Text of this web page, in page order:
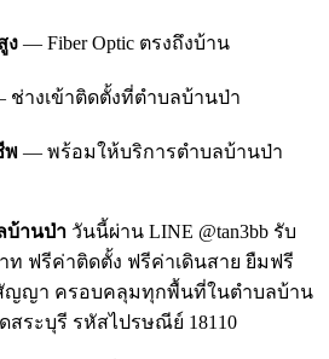
ง — Fiber Optic ตรงถึงบ้าน
างเข้าติดตั้งที่ตำบลบ้านป่า
พ — พร้อมให้บริการตำบลบ้านป่า
บ้านป่า วันนี้ผ่าน LINE @tan3bb รับ
ท ฟรีค่าติดตั้ง ฟรีค่าเดินสาย ยืมฟรี
สัญญา ครอบคลุมทุกพื้นที่ในตำบลบ้าน
สระบุรี รหัสไปรษณีย์ 18110